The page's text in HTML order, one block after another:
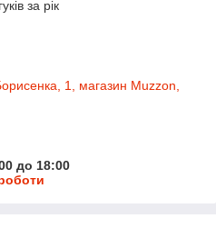
за рік
1, магазин Muzzon,
до 18:00